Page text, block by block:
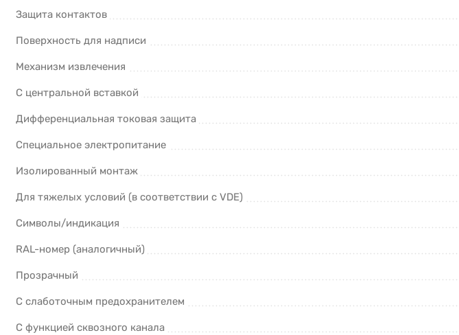
Защита контактов
Поверхность для надписи
Механизм извлечения
С центральной вставкой
Дифференциальная токовая защита
Cпециальное электропитание
Изолированный монтаж
Для тяжелых условий (в соответствии с VDE)
Символы/индикация
RAL-номер (аналогичный)
Прозрачный
С слаботочным предохранителем
С функцией сквозного канала